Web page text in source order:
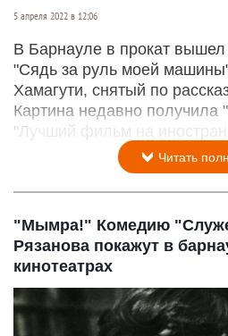
5 апреля 2022 в 12:06
В Барнауле в прокат
"Сядь за руль моей
Хамагути, снятый по
Картина недавно получила
"Лучший фильм на
Читать
"Мымра!" Комедию
Рязанова покажут в
кинотеатрах